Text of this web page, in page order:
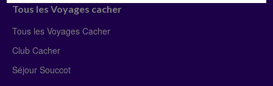
Tous les Voyages cacher
Tous les Voyages Cacher
Club Cacher
Séjour Souccot